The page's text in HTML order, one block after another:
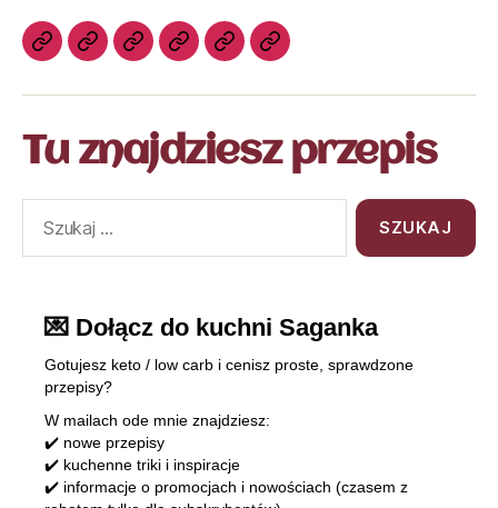
Tu znajdziesz przepis
💌 Dołącz do kuchni Saganka
Gotujesz keto / low carb i cenisz proste, sprawdzone
przepisy?
W mailach ode mnie znajdziesz:
✔️ nowe przepisy
✔️ kuchenne triki i inspiracje
✔️ informacje o promocjach i nowościach (czasem z